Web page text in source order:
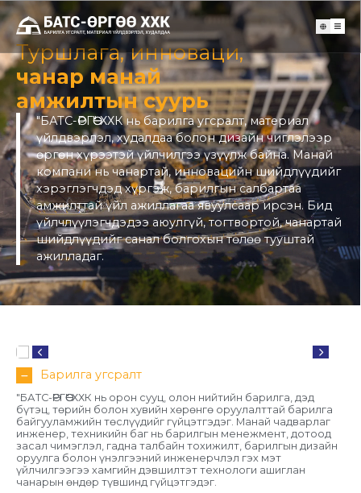
Туршлага, инноваци,
чанар манай
амжилтын суурь
"БАТС-ӨРГӨӨ" ХХК нь барилга угсралт, материал
үйлдвэрлэл, худалдаа болон дизайн чиглэлээр
өргөн хүрээтэй үйлчилгээ үзүүлж байна. Манай
компани нь чанартай, инновацийн шийдлүүдийг
хэрэглэгчдэд хүргэж, барилгын салбартаа
амжилттай үйл ажиллагаа явуулсаар ирсэн. Бид
үйлчлүүлэгчдэдээ аюулгүй, тогтвортой, чанартай
шийдлүүдийг санал болгохын төлөө тууштай
ажилладаг.
Барилга угсралт
"БАТС-ӨРГӨӨ" ХХК нь орон сууц, олон нийтийн барилга, дэд
бүтэц, төрийн болон хувийн хөрөнгө оруулалттай барилга
байгууламжийн төслүүдийг гүйцэтгэдэг. Манай чадварлаг
инженер, техникийн баг нь барилгын менежмент, дотоод
засал чимэглэл, гадна талбайн тохижилт, барилгын дизайн
оруулга болон үнэлгээний инженерчлэл гэх мэт
үйлчилгээгээ хамгийн дэвшилтэт технологи ашиглан
чанарын өндөр түвшинд гүйцэтгэдэг.